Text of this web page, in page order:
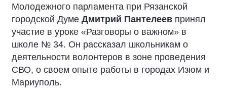
Молодежного парламента при Рязанской
городской Думе Дмитрий Пантелеев принял
участие в уроке «Разговоры о важном» в
школе № 34. Он рассказал школьникам о
деятельности волонтеров в зоне проведения
СВО, о своем опыте работы в городах Изюм и
Мариуполь.